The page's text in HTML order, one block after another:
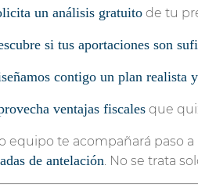
un análisis gratuito de tu
si tus aportaciones son
contigo un plan realista
ventajas fiscales que
equipo te acompañará paso
de antelación. No se trata